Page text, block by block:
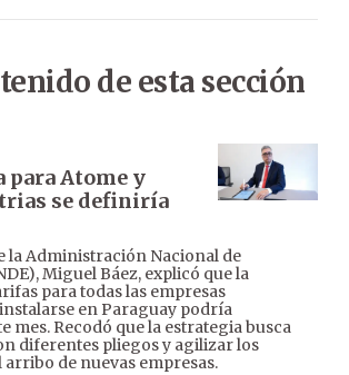
de esta sección
para Atome y
se definiría
la Administración Nacional de
Miguel Báez, explicó que la
para todas las empresas
en Paraguay podría
mes. Recodó que la estrategia busca
diferentes pliegos y agilizar los
de nuevas empresas.